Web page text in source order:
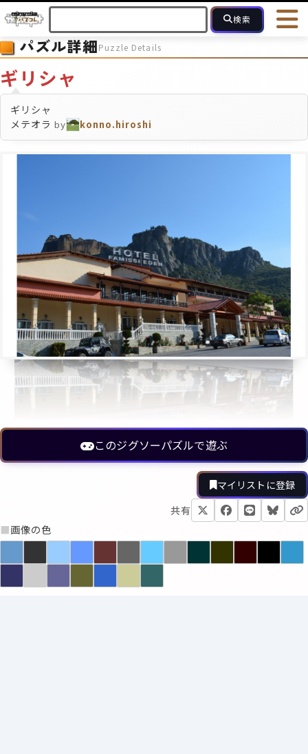
検索
HOME 会員登録
ヘルプ
フォローしている人のパズル 人気のパズル 最近投稿され
2～15
パズル詳細Puzzle Details
ギリシャ
ギリシャ
メテオラ by konno.hiroshi
このジグソーパズルで遊ぶ
マイリストに登録
共有
■画像の色